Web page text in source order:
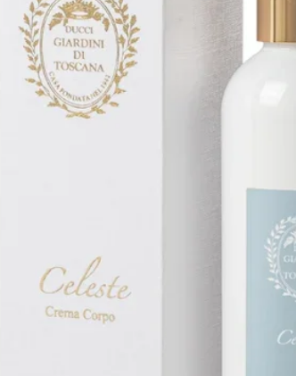
in Paolo Sarpi a Milano
PROPONE CREMA RAPIDA